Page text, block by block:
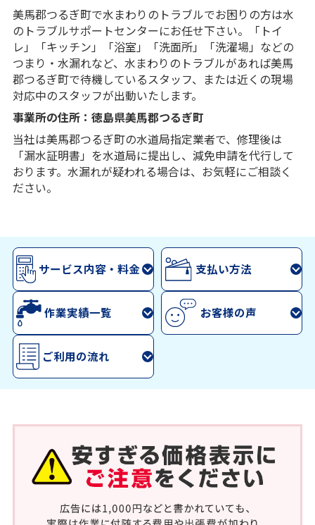
美馬郡つるぎ町で水まわりのトラブルでお困りの方は水
のトラブルサポートセンターにお任せ下さい。「トイ
レ」「キッチン」「浴室」「洗面所」「洗濯場」などの
つまり・水漏れなど、水まわりのトラブルがあれば美馬
郡つるぎ町で待機しているスタッフ、または近くの現場
対応中のスタッフが出動いたします。
事業所の住所：徳島県美馬郡つるぎ町
当社は美馬郡つるぎ町の水道局指定業者で、修理後は
「漏水証明書」を水道局に提出し、減免申請を代行して
おります。水漏れが疑われる場合は、お気軽にご相談く
ださい。
サービス内容・料金 支払い方法
作業実績一覧 お客様の声
ご利用の流れ